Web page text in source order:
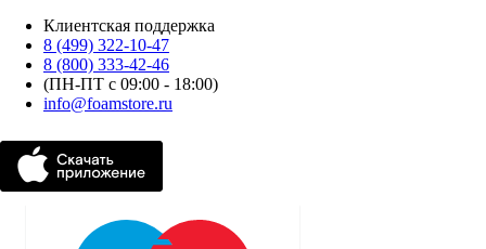
Клиентская поддержка
8 (499) 322-10-47
8 (800) 333-42-46
(ПН-ПТ с 09:00 - 18:00)
info@foamstore.ru